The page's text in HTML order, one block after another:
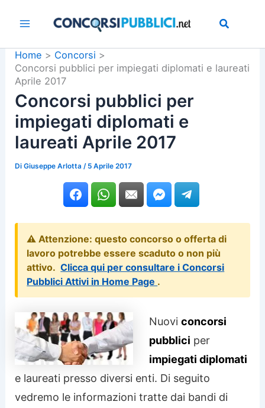
Home
Concorsi
Concorsi pubblici per impiegati diplomati e laureati
Aprile 2017
Concorsi pubblici per
impiegati diplomati e
laureati Aprile 2017
DiGiuseppe Arlotta / 5 Aprile 2017
⚠️ Attenzione: questo concorso o offerta di
lavoro potrebbe essere scaduto o non più
attivo. Clicca qui per consultare i Concorsi
Pubblici Attivi in Home Page .
Nuoviconcorsi
pubblici per
impiegati diplomati
e laureati presso diversi enti. Di seguito
vedremo le informazioni tratte dai bandi di